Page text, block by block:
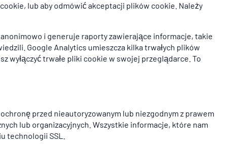
lub aby odmówić akceptacji plików cookie. Należy
i generuje raporty zawierające informacje, takie
Google Analytics umieszcza kilka trwałych plików
wyłączyć trwałe pliki cookie w swojej przeglądarce. To
przed nieautoryzowanym lub niezgodnym z prawem
lub organizacyjnych. Wszystkie informacje, które nam
technologii SSL.